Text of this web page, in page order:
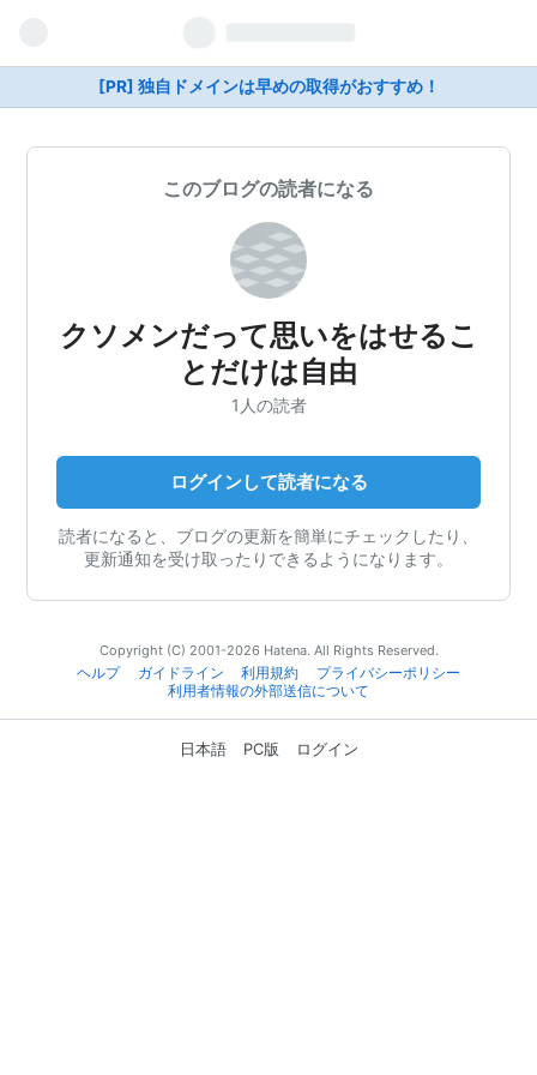
[PR] 独自ドメインは早めの取得がおすすめ！
このブログの読者になる
クソメンだって思いをはせるこ
とだけは自由
1人の読者
ログインして読者になる
読者になると、ブログの更新を簡単にチェックしたり、
更新通知を受け取ったりできるようになります。
Copyright (C) 2001-2026 Hatena. All Rights Reserved.
ヘルプ
ガイドライン 利用規約
プライバシーポリシー
利用者情報の外部送信について
日本語 PC版 ログイン